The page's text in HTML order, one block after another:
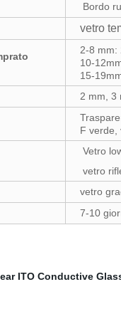
Bordo
vetro
2-8 mm:
10-
15-
2 mm, 3
F verde,
Vetro
vetro
vetro
7-10